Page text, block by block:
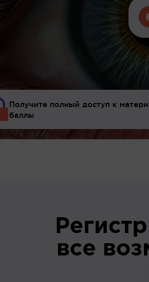
Получите полный доступ к
баллы
все